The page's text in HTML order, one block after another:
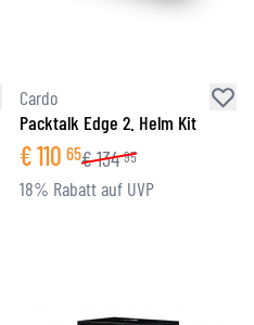
Cardo
Packtalk Edge 2. Helm Kit
€110 65€134 95
18% Rabatt auf UVP